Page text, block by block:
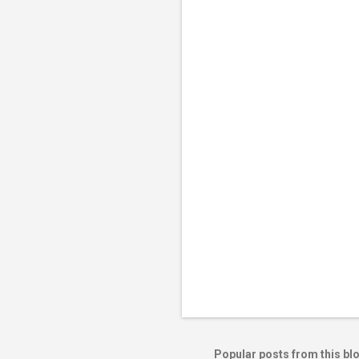
Popular posts from this